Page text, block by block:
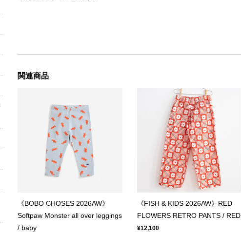
関連商品
《BOBO CHOSES 2026AW》
Softpaw Monster all over leggings
/ baby
《FISH & KIDS 2026AW》RED
FLOWERS RETRO PANTS / RED
¥12,100